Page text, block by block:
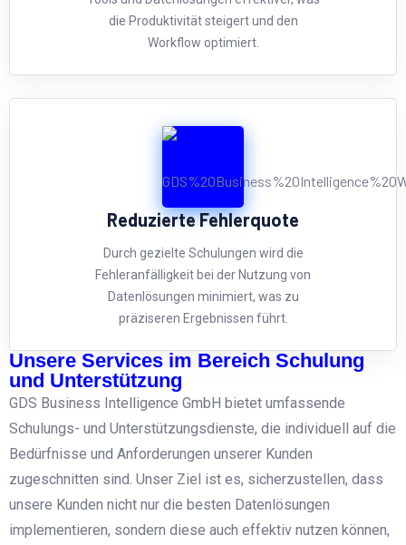
die Produktivität steigert und den
Workflow optimiert.
Reduzierte Fehlerquote
Durch gezielte Schulungen wird die
Fehleranfälligkeit bei der Nutzung von
Datenlösungen minimiert, was zu
präziseren Ergebnissen führt.
Unsere Services im Bereich Schulung
und Unterstützung
GDS Business Intelligence GmbH bietet umfassende
Schulungs- und Unterstützungsdienste, die individuell auf die
Bedürfnisse und Anforderungen unserer Kunden
zugeschnitten sind. Unser Ziel ist es, sicherzustellen, dass
unsere Kunden nicht nur die besten Datenlösungen
implementieren, sondern diese auch effektiv nutzen können,